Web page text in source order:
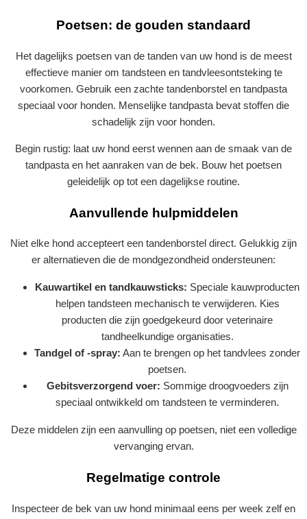
Poetsen: de gouden standaard
Het dagelijks poetsen van de tanden van uw hond is de meest
effectieve manier om tandsteen en tandvleesontsteking te
voorkomen. Gebruik een zachte tandenborstel en tandpasta
speciaal voor honden. Menselijke tandpasta bevat stoffen die
schadelijk zijn voor honden.
Begin rustig: laat uw hond eerst wennen aan de smaak van de
tandpasta en het aanraken van de bek. Bouw het poetsen
geleidelijk op tot een dagelijkse routine.
Aanvullende hulpmiddelen
Niet elke hond accepteert een tandenborstel direct. Gelukkig zijn
er alternatieven die de mondgezondheid ondersteunen:
Kauwartikel en tandkauwsticks: Speciale kauwproducten
helpen tandsteen mechanisch te verwijderen. Kies
producten die zijn goedgekeurd door veterinaire
tandheelkundige organisaties.
Tandgel of -spray: Aan te brengen op het tandvlees zonder
poetsen.
Gebitsverzorgend voer: Sommige droogvoeders zijn
speciaal ontwikkeld om tandsteen te verminderen.
Deze middelen zijn een aanvulling op poetsen, niet een volledige
vervanging ervan.
Regelmatige controle
Inspecteer de bek van uw hond minimaal eens per week zelf en